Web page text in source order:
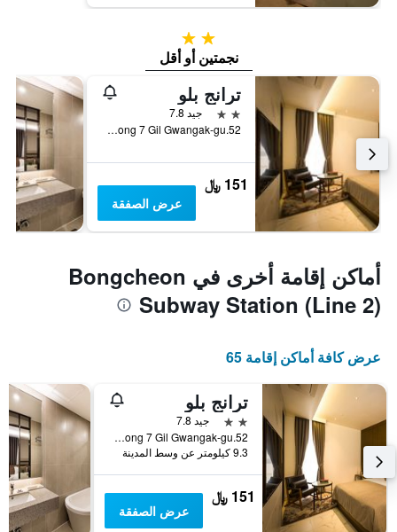
2 نجمتين
نجمتين أو أقل
ترانج بلو
2 نجمتين
جيد 7.8
52.Sillim-Dong 7 Gil Gwangak-gu, سيول, كوريا الجنوبية
151 ﷼
عرض الصفقة
أماكن إقامة أخرى في Bongcheon
Subway Station (Line 2)
عرض كافة أماكن إقامة 65
ترانج بلو
2 نجمتين
جيد 7.8
52.Sillim-Dong 7 Gil Gwangak-gu, سيول, كوريا الجنوبية
9.3 كيلومتر عن وسط المدينة
151 ﷼
عرض الصفقة